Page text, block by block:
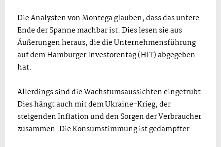
Die Analysten von Montega glauben, dass das untere
Ende der Spanne machbar ist. Dies lesen sie aus
Äußerungen heraus, die die Unternehmensführung
auf dem Hamburger Investorentag (HIT) abgegeben
hat.
Allerdings sind die Wachstumsaussichten eingetrübt.
Dies hängt auch mit dem Ukraine-Krieg, der
steigenden Inflation und den Sorgen der Verbraucher
zusammen. Die Konsumstimmung ist gedämpfter.